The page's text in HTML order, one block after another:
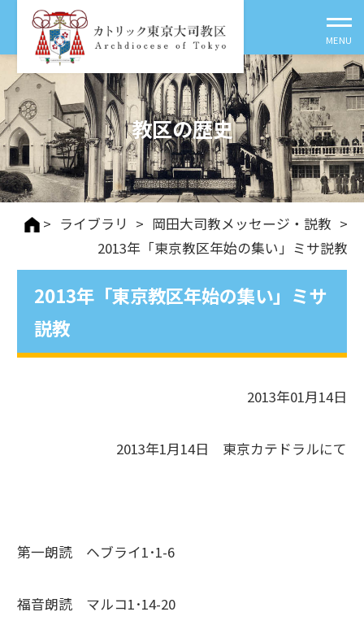
教区の歴史
> ライブラリ > 岡田大司教メッセージ・説教 >
2013年「東京教区年始の集い」ミサ説教
2013年「東京教区年始の集い」ミサ
説教
2013年01月14日
2013年1月14日 東京カテドラルにて
第一朗読 ヘブライ1･1-6
福音朗読 マルコ1･14-20